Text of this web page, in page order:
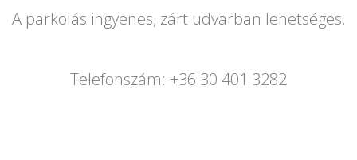
A parkolás ingyenes, zárt udvarban lehetséges.
Telefonszám: +36 30 401 3282